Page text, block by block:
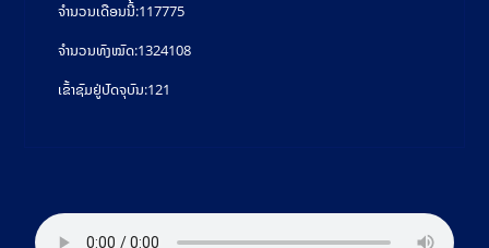
ຈໍານວນເດືອນນີ້:117775
ຈຳນວນທັງໝົດ:1324108
ເຂົ້າຊົມຢູ່ປັດຈຸບັນ:121